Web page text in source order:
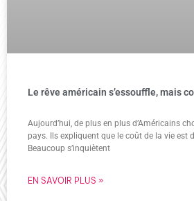
Le rêve américain s’essouffle, mais
Aujourd’hui, de plus en plus d’Américains
pays. Ils expliquent que le coût de la vie est
Beaucoup s’inquiètent
EN SAVOIR PLUS »